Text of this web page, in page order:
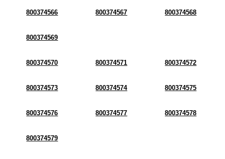
800374566 800374567 800374568
800374569
800374570 800374571 800374572
800374573 800374574 800374575
800374576 800374577 800374578
800374579